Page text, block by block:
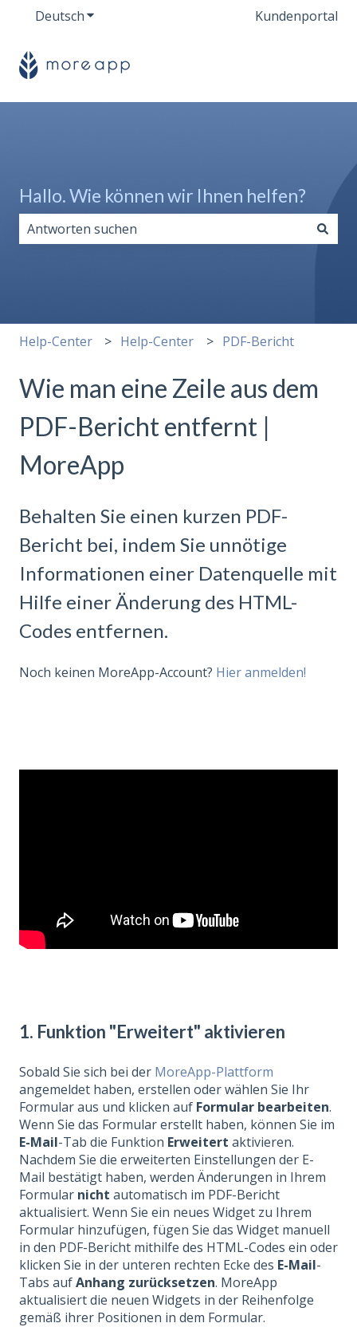
DeutschUntermenü für Übersetzungen anzeigen
Kundenportal
Hallo. Wie können wir Ihnen helfen?
Help-Center Help-Center PDF-Bericht
Wie man eine Zeile aus dem
PDF-Bericht entfernt |
MoreApp
Behalten Sie einen kurzen PDF-
Bericht bei, indem Sie unnötige
Informationen einer Datenquelle mit
Hilfe einer Änderung des HTML-
Codes entfernen.
Noch keinen MoreApp-Account? Hier anmelden!
1. Funktion "Erweitert" aktivieren
Sobald Sie sich bei der MoreApp-Plattform
angemeldet haben, erstellen oder wählen Sie Ihr
Formular aus und klicken auf Formular bearbeiten.
Wenn Sie das Formular erstellt haben, können Sie im
E-Mail-Tab die Funktion Erweitert aktivieren.
Nachdem Sie die erweiterten Einstellungen der E-
Mail bestätigt haben, werden Änderungen in Ihrem
Formular nicht automatisch im PDF-Bericht
aktualisiert. Wenn Sie ein neues Widget zu Ihrem
Formular hinzufügen, fügen Sie das Widget manuell
in den PDF-Bericht mithilfe des HTML-Codes ein oder
klicken Sie in der unteren rechten Ecke des E-Mail-
Tabs aufAnhang zurücksetzen. MoreApp
aktualisiert die neuen Widgets in der Reihenfolge
gemäß ihrer Positionen in dem Formular.